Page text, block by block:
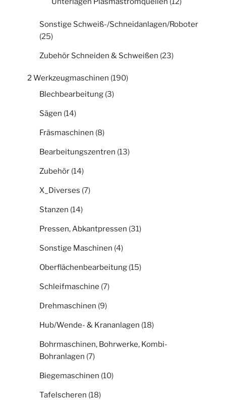
Sonstige Schweiß-/Schneidanlagen/Roboter
(25)
Zubehör Schneiden & Schweißen (23)
2 Werkzeugmaschinen (190)
Blechbearbeitung (3)
Sägen (14)
Fräsmaschinen (8)
Bearbeitungszentren (13)
Zubehör (14)
X_Diverses (7)
Stanzen (14)
Pressen, Abkantpressen (31)
Sonstige Maschinen (4)
Oberflächenbearbeitung (15)
Schleifmaschine (7)
Drehmaschinen (9)
Hub/Wende- & Krananlagen (18)
Bohrmaschinen, Bohrwerke, Kombi-
Bohranlagen (7)
Biegemaschinen (10)
Tafelscheren (18)